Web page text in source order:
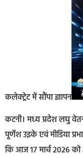
कलेक्ट्रेट में सौंपा ज्ञापन
कटनी। मध्य प्रदेश लघु
पूर्णेश उइके एवं मीडिया
कि आज 17 मार्च 2026 को